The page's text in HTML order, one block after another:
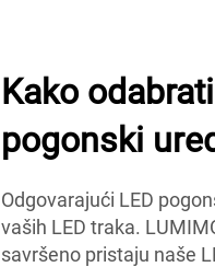
Kako
pogonski
Odgovarajući LED
vaših LED traka.
savršeno pristaju naše